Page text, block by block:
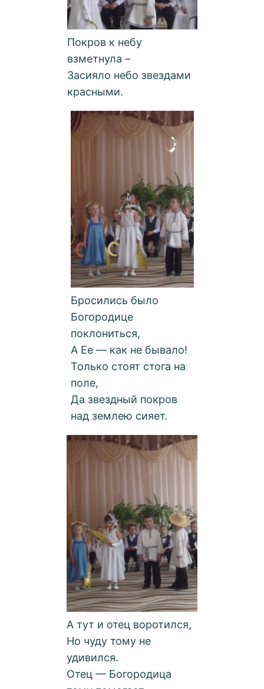
Покров к небу
взметнула –
Засияло небо звездами
красными.
Бросились было
Богородице
поклониться,
А Ее — как не бывало!
Только стоят стога на
поле,
Да звездный покров
над землею сияет.
А тут и отец воротился,
Но чуду тому не
удивился.
Отец — Богородица